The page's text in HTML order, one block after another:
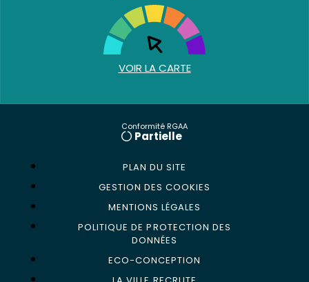
VOIR LA CARTE
Conformité RGAA
Partielle
PLAN DU SITE
GESTION DES COOKIES
MENTIONS LÉGALES
POLITIQUE DE PROTECTION DES
DONNÉES
ECO-CONCEPTION